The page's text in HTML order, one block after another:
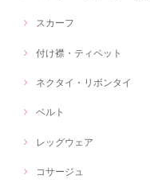
スカーフ
付け襟・ティペット
ネクタイ・リボンタイ
ベルト
レッグウェア
コサージュ